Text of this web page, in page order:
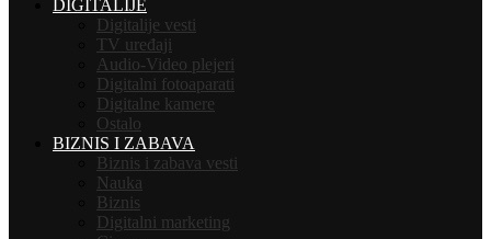
DIGITALIJE
Digitalije vesti
TV uređaji
Audio-Video plejeri
Digitalni fotoaparati
Digitalne kamere
Ostalo
BIZNIS I ZABAVA
Biznis i zabava vesti
Nauka
Biznis
Digitalni marketing